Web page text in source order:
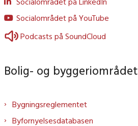
Socialområdet på YouTube
Podcasts på SoundCloud
Bolig- og byggeriområdet
Bygningsreglementet
Byfornyelsesdatabasen